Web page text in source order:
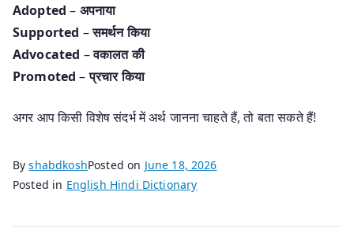
Adopted – अपनाया
Supported –समर्थन किया
Advocated –वकालत की
Promoted –प्रचार किया
अगर आप किसी विशेष संदर्भ में अर्थ जानना चाहते हैं, तो बता सकते हैं!
ByshabdkoshPosted on June 18, 2026
Posted in English Hindi Dictionary